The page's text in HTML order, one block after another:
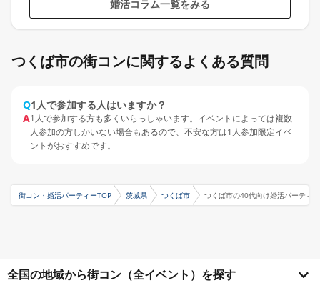
婚活コラム一覧をみる
つくば市の街コンに関するよくある質問
Q1人で参加する人はいますか？
A1人で参加する方も多くいらっしゃいます。イベントによっては複数
人参加の方しかいない場合もあるので、不安な方は1人参加限定イベ
ントがおすすめです。
街コン・婚活パーティーTOP 茨城県 つくば市 つくば市の40代向け婚活パーティ―
全国の地域から街コン（全イベント）を探す